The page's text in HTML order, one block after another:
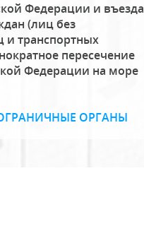
Федерации и въезда
(лиц без
и транспортных
пересечение
Федерации на море
ОРГАНЫ